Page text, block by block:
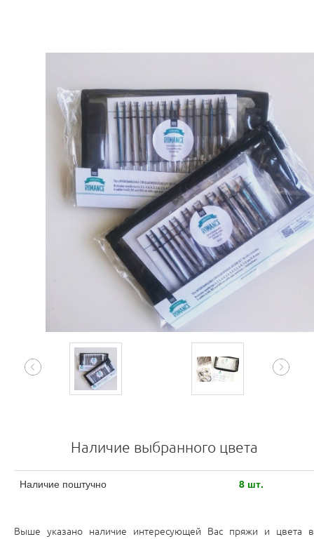
Наличие выбранного цвета
Наличие поштучно 8 шт.
Выше указано наличие интересующей Вас пряжи и цвета в